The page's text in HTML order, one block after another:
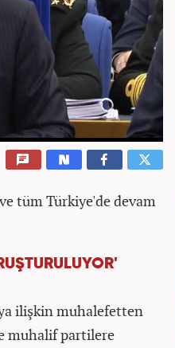
tüm Türkiye'de devam
ilişkin muhalefetten
muhalif partilere